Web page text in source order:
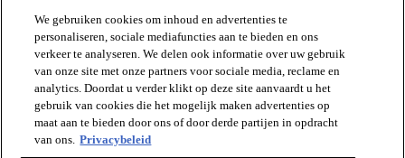
BLIJF OP DE HOOGTE
We gebruiken cookies om inhoud en advertenties te
personaliseren, sociale mediafuncties aan te bieden en ons
verkeer te analyseren. We delen ook informatie over uw gebruik
van onze site met onze partners voor sociale media, reclame en
analytics. Doordat u verder klikt op deze site aanvaardt u het
gebruik van cookies die het mogelijk maken advertenties op
maat aan te bieden door ons of door derde partijen in opdracht
van ons. Privacybeleid